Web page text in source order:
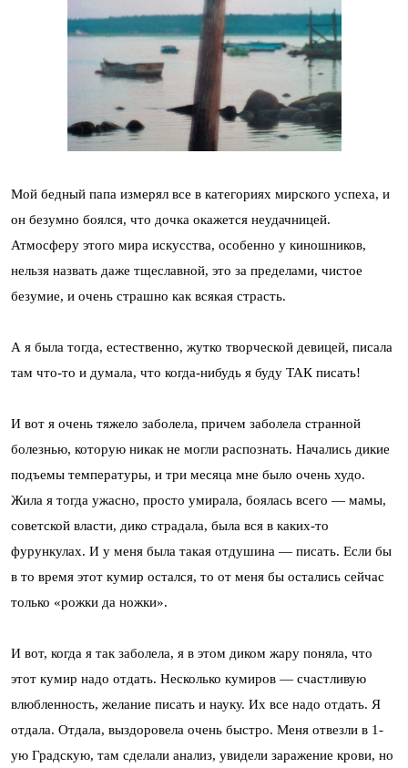
Мой бедный папа измерял все в категориях мирского успеха, и
он безумно боялся, что дочка окажется неудачницей.
Атмосферу этого мира искусства, особенно у киношников,
нельзя назвать даже тщеславной, это за пределами, чистое
безумие, и очень страшно как всякая страсть.
А я была тогда, естественно, жутко творческой девицей, писала
там что-то и думала, что когда-нибудь я буду ТАК писать!
И вот я очень тяжело заболела, причем заболела странной
болезнью, которую никак не могли распознать. Начались дикие
подъемы температуры, и три месяца мне было очень худо.
Жила я тогда ужасно, просто умирала, боялась всего — мамы,
советской власти, дико страдала, была вся в каких-то
фурункулах. И у меня была такая отдушина — писать. Если бы
в то время этот кумир остался, то от меня бы остались сейчас
только «рожки да ножки».
И вот, когда я так заболела, я в этом диком жару поняла, что
этот кумир надо отдать. Несколько кумиров — счастливую
влюбленность, желание писать и науку. Их все надо отдать. Я
отдала. Отдала, выздоровела очень быстро. Меня отвезли в 1-
ую Градскую, там сделали анализ, увидели заражение крови, но